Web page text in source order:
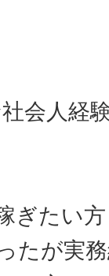
会人経
ぎたい方
たが実